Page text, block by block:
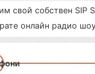
свой собствен SIP
онлайн радио